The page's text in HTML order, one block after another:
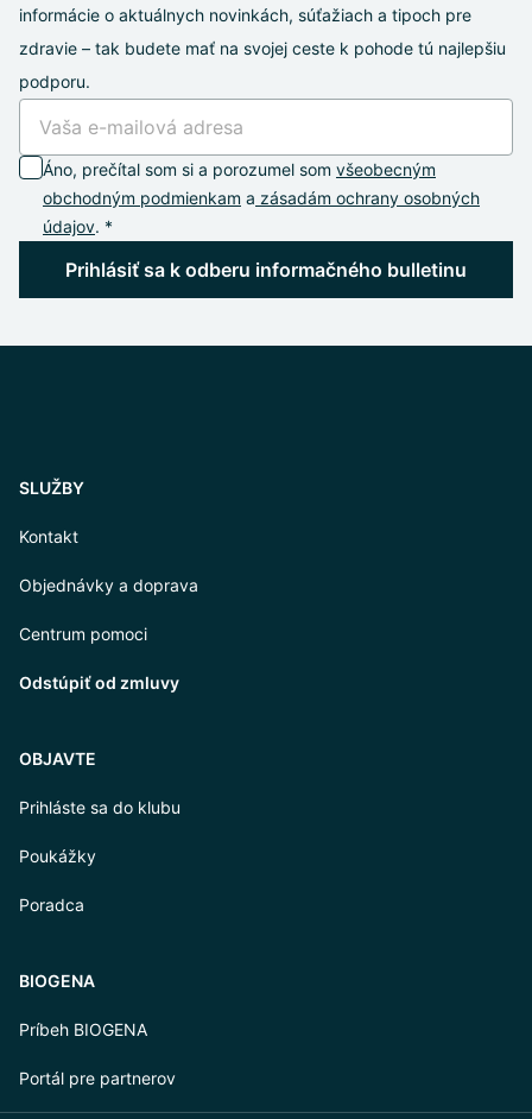
informácie o aktuálnych novinkách, súťažiach a tipoch pre
zdravie – tak budete mať na svojej ceste k pohode tú najlepšiu
podporu.
Áno, prečítal som si a porozumel som všeobecným
obchodným podmienkam a zásadám ochrany osobných
údajov. *
Prihlásiť sa k odberu informačného bulletinu
SLUŽBY
Kontakt
Objednávky a doprava
Centrum pomoci
Odstúpiť od zmluvy
OBJAVTE
Prihláste sa do klubu
Poukážky
Poradca
BIOGENA
Príbeh BIOGENA
Portál pre partnerov